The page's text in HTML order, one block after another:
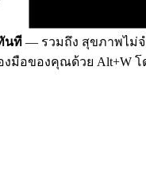
นที — รวมถึง สุขภาพไม่จ
งมือของคุณด้วย Alt+W